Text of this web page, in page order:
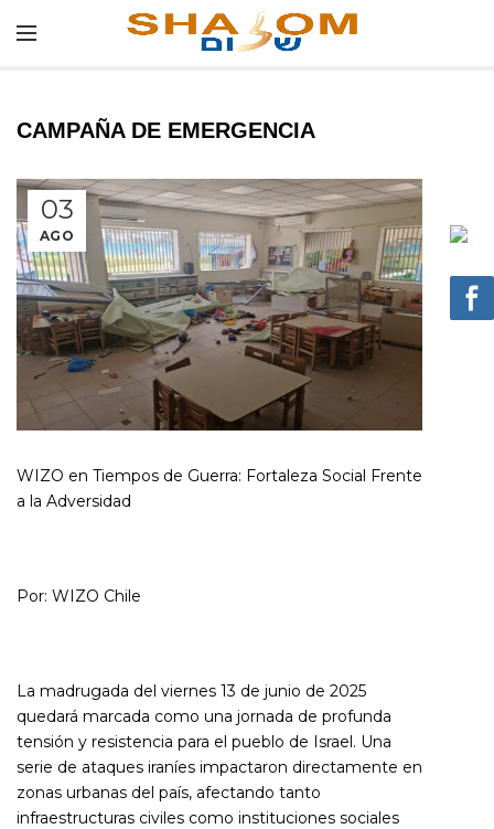
CAMPAÑA DE EMERGENCIA
03
AGO
WIZO en Tiempos de Guerra: Fortaleza Social Frente
a la Adversidad
Por: WIZO Chile
La madrugada del viernes 13 de junio de 2025
quedará marcada como una jornada de profunda
tensión y resistencia para el pueblo de Israel. Una
serie de ataques iraníes impactaron directamente en
zonas urbanas del país, afectando tanto
infraestructuras civiles como instituciones sociales